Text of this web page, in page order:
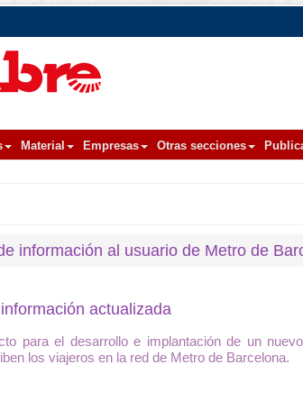
Material Empresas Otras secciones
información al usuario de Metro de
actualizada
para el desarrollo e implantación de un
los viajeros en la red de Metro de Barcelona.